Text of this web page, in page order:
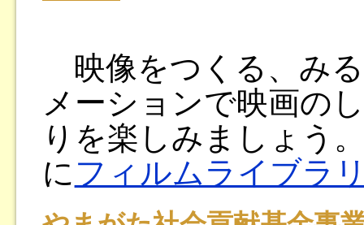
映像をつくる、み
メーションで映画の
りを楽しみましょう
にフィルムライブラ